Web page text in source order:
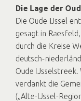
Die Lage der
Die Oude IJssel
gesagt in
durch die Kreise
deutsch-
Oude
verdankt die
(„Alte-IJssel-